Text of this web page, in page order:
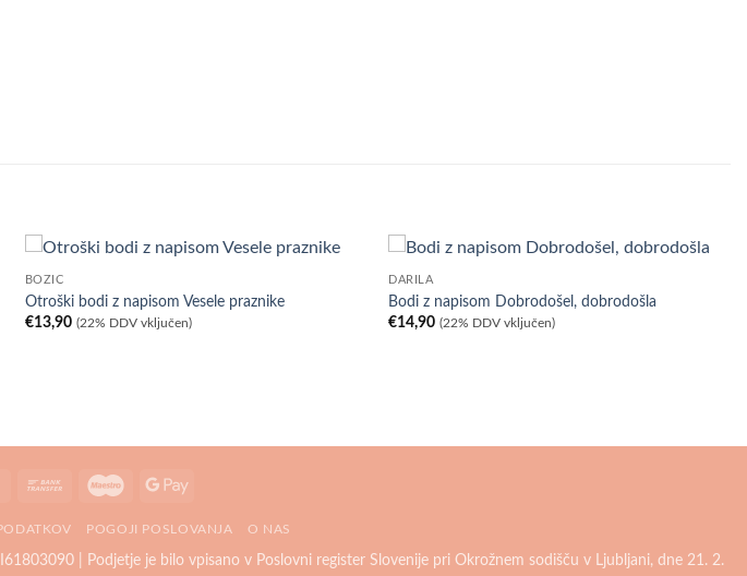
BOŽIČ
Otroški bodi z napisom Vesele praznike
€13,90 (22% DDV vključen)
DARILA
Bodi z napisom Dobrodošel, dobrodošla
€14,90 (22% DDV vključen)
MasterCardBank
Maestro Google
POGOJI POSLOVANJA O NAS
| Podjetje je bilo vpisano v Poslovni register Slovenije pri Okrožnem sodišču v Ljubljani, dne 21. 2.